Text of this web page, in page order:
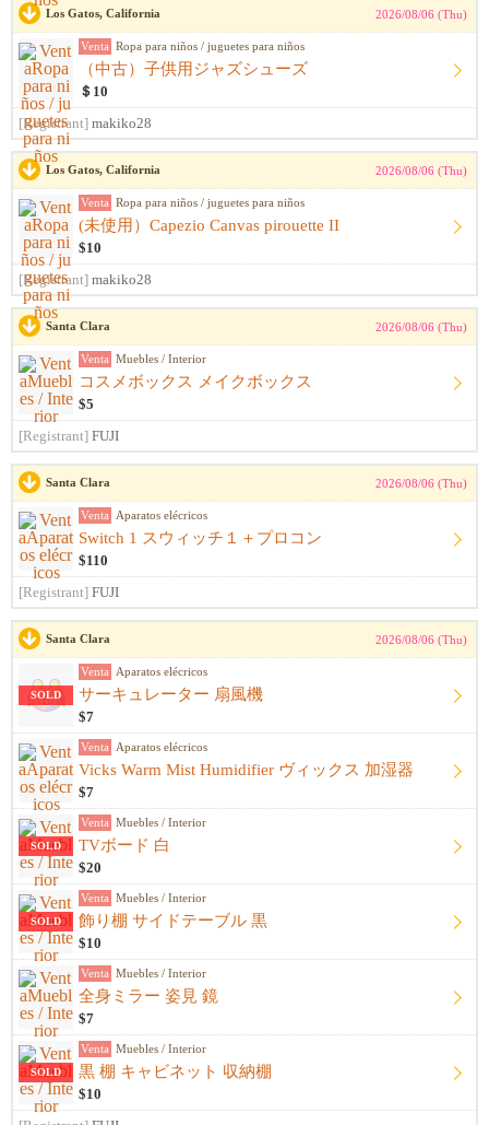
Los Gatos, California 2026/08/06 (Thu)
Venta Ropa para niños / juguetes para niños
（中古）子供用ジャズシューズ
＄10
[Registrant] makiko28
Los Gatos, California 2026/08/06 (Thu)
Venta Ropa para niños / juguetes para niños
(未使用）Capezio Canvas pirouette II
$10
[Registrant] makiko28
Santa Clara 2026/08/06 (Thu)
Venta Muebles / Interior
コスメボックス メイクボックス
$5
[Registrant] FUJI
Santa Clara 2026/08/06 (Thu)
Venta Aparatos elécricos
Switch 1 スウィッチ１＋プロコン
$110
[Registrant] FUJI
Santa Clara 2026/08/06 (Thu)
SOLD
Venta Aparatos elécricos
サーキュレーター 扇風機
$7
Venta Aparatos elécricos
Vicks Warm Mist Humidifier ヴィックス 加湿器
$7
SOLD
Venta Muebles / Interior
TVボード 白
$20
SOLD
Venta Muebles / Interior
飾り棚 サイドテーブル 黒
$10
Venta Muebles / Interior
全身ミラー 姿見 鏡
$7
SOLD
Venta Muebles / Interior
黒 棚 キャビネット 収納棚
$10